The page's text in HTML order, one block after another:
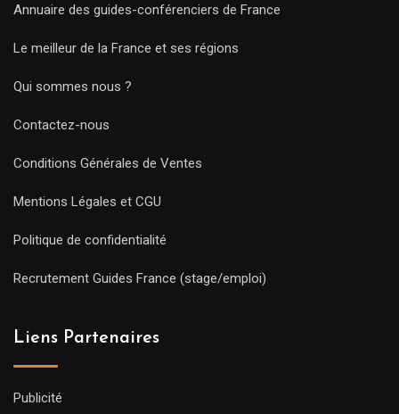
Annuaire des guides-conférenciers de France
Le meilleur de la France et ses régions
Qui sommes nous ?
Contactez-nous
Conditions Générales de Ventes
Mentions Légales et CGU
Politique de confidentialité
Recrutement Guides France (stage/emploi)
Liens Partenaires
Publicité